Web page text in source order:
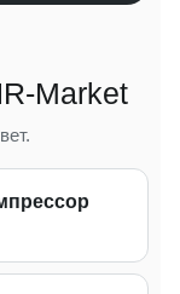
Market